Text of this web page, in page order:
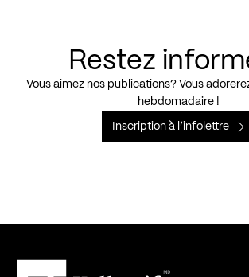
Restez
Vous aimez nos publications? Vous
hebdomadaire !
Inscription à l’infolettre